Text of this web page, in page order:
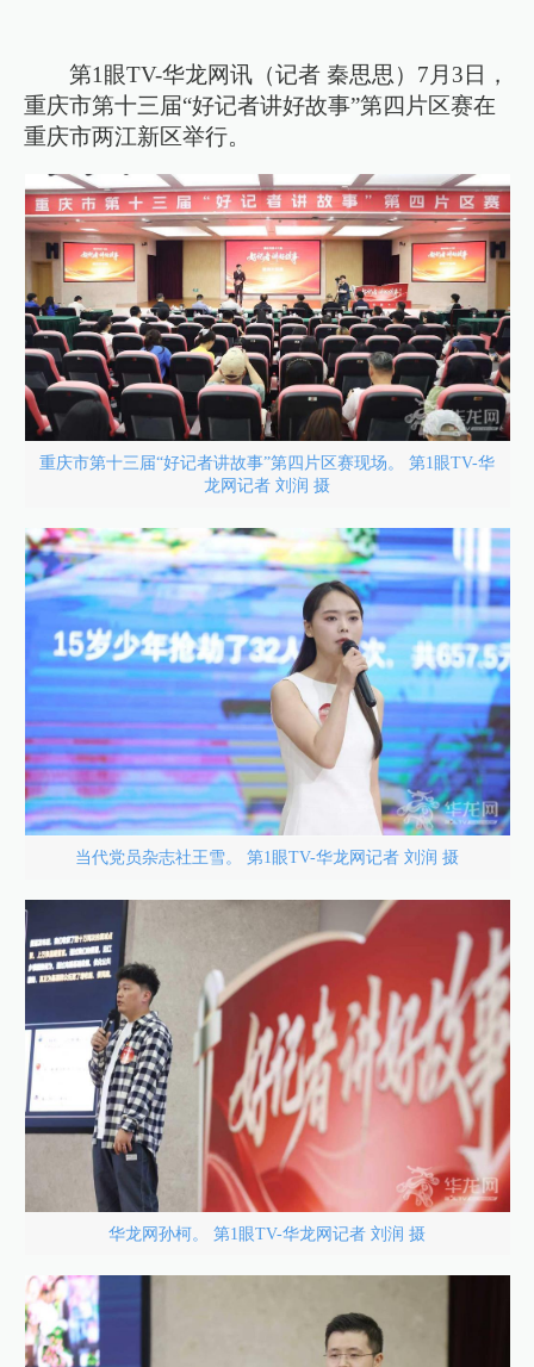
第1眼TV-华龙网讯（记者 秦思思）7月3日，
重庆市第十三届“好记者讲好故事”第四片区赛在
重庆市两江新区举行。
重庆市第十三届“好记者讲故事”第四片区赛现场。 第1眼TV-华
龙网记者 刘润 摄
当代党员杂志社王雪。 第1眼TV-华龙网记者 刘润 摄
华龙网孙柯。 第1眼TV-华龙网记者 刘润 摄